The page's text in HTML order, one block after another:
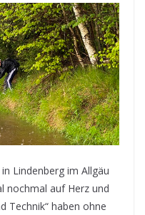
Lindenberg im Allgäu
nochmal auf Herz und
Technik“ haben ohne